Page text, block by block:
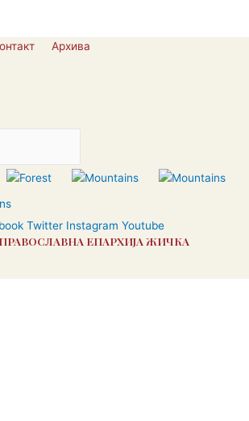
Архива
Twitter Instagram Youtube
ЕПАРХИЈА ЖИЧКА